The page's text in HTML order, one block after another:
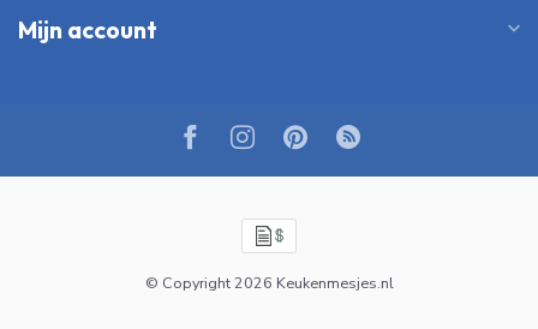
Mijn account
© Copyright 2026 Keukenmesjes.nl